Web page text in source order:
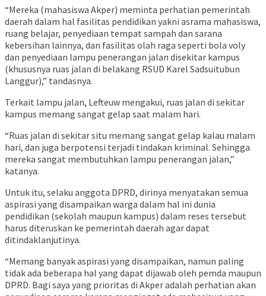
“Mereka (mahasiswa Akper) meminta perhatian pemerintah
daerah dalam hal fasilitas pendidikan yakni asrama mahasiswa,
ruang belajar, penyediaan tempat sampah dan sarana
kebersihan lainnya, dan fasilitas olah raga seperti bola voly
dan penyediaan lampu penerangan jalan disekitar kampus
(khususnya ruas jalan di belakang RSUD Karel Sadsuitubun
Langgur),” tandasnya.
Terkait lampu jalan, Lefteuw mengakui, ruas jalan di sekitar
kampus memang sangat gelap saat malam hari.
“Ruas jalan di sekitar situ memang sangat gelap kalau malam
hari, dan juga berpotensi terjadi tindakan kriminal. Sehingga
mereka sangat membutuhkan lampu penerangan jalan,”
katanya.
Untuk itu, selaku anggota DPRD, dirinya menyatakan semua
aspirasi yang disampaikan warga dalam hal ini dunia
pendidikan (sekolah maupun kampus) dalam reses tersebut
harus diteruskan ke pemerintah daerah agar dapat
ditindaklanjutinya.
“Memang banyak aspirasi yang disampaikan, namun paling
tidak ada beberapa hal yang dapat dijawab oleh pemda maupun
DPRD. Bagi saya yang prioritas di Akper adalah perhatian akan